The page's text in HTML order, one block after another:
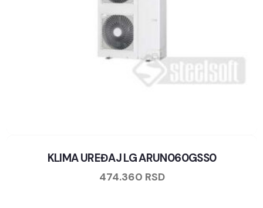
KLIMA UREĐAJ LG ARUN060GSS0
474.360 RSD